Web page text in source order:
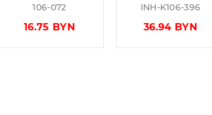
106-072
16.75 BYN
INH-K106-396
36.94 BYN